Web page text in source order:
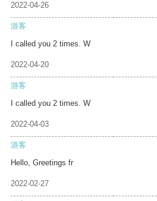
2022-04-26
游客
I called you 2 times. W
2022-04-20
游客
I called you 2 times. W
2022-04-03
游客
Hello, Greetings fr
2022-02-27